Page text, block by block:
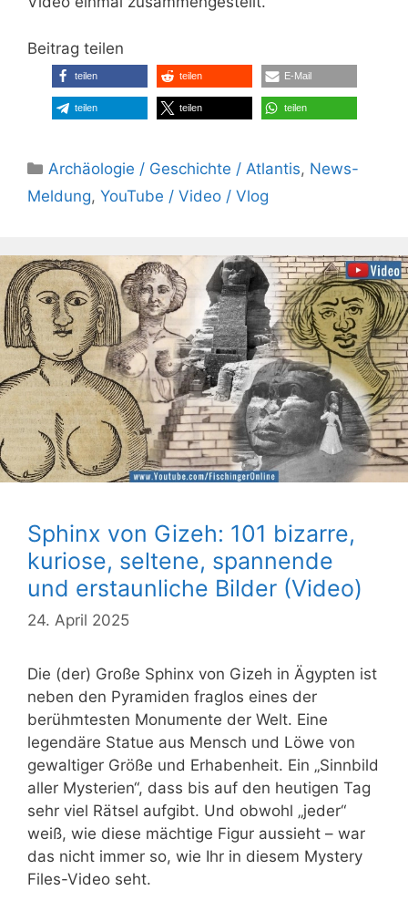
Beitrag teilen
teilen teilen E-Mail
teilen teilen teilen
Kategorien
Archäologie / Geschichte / Atlantis, News-
Meldung, YouTube / Video / Vlog
Sphinx von Gizeh: 101 bizarre,
kuriose, seltene, spannende
und erstaunliche Bilder (Video)
24. April 2025
Die (der) Große Sphinx von Gizeh in Ägypten ist
neben den Pyramiden fraglos eines der
berühmtesten Monumente der Welt. Eine
legendäre Statue aus Mensch und Löwe von
gewaltiger Größe und Erhabenheit. Ein „Sinnbild
aller Mysterien“, dass bis auf den heutigen Tag
sehr viel Rätsel aufgibt. Und obwohl „jeder“
weiß, wie diese mächtige Figur aussieht – war
das nicht immer so, wie Ihr in diesem Mystery
Files-Video seht.